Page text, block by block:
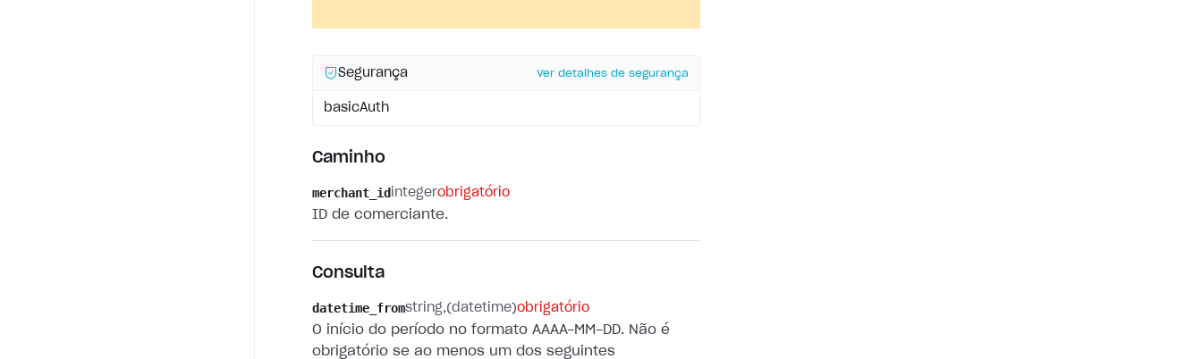
Segurança Ver detalhes de segurança
basicAuth
Caminho
merchant_id integerobrigatório
ID de comerciante.
Consulta
datetime_fromstring (datetime)obrigatório
O início do período no formato AAAA-MM-DD. Não é
obrigatório se ao menos um dos seguintes